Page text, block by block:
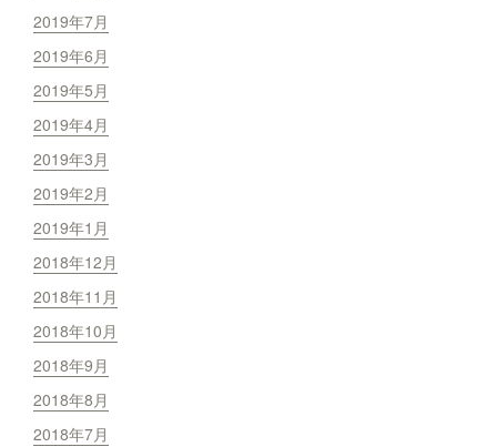
2019年7月
2019年6月
2019年5月
2019年4月
2019年3月
2019年2月
2019年1月
2018年12月
2018年11月
2018年10月
2018年9月
2018年8月
2018年7月